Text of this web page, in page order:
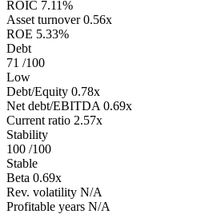
ROIC 7.11%
Asset turnover 0.56x
ROE 5.33%
Debt
71 /100
Low
Debt/Equity 0.78x
Net debt/EBITDA 0.69x
Current ratio 2.57x
Stability
100 /100
Stable
Beta 0.69x
Rev. volatility N/A
Profitable years N/A